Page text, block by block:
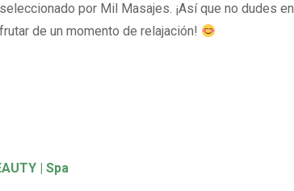
por Mil Masajes. ¡Así que no dudes en
de un momento de relajación!
| Spa